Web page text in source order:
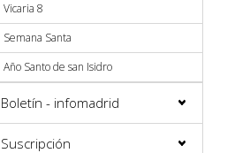
Vicaria 8
Semana Santa
Año Santo de san Isidro
Boletín - infomadrid
Suscripción